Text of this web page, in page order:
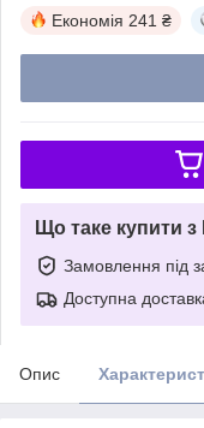
Економія 241 ₴
Що таке купити
Замовлення під
Доступна
Опис